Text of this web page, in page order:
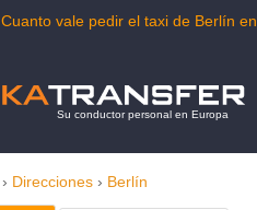
Cuanto vale pedir el taxi de Berlín
Su conductor personal en Europa
› Direcciones › Berlín